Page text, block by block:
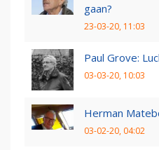
gaan?
23-03-20, 11:03
Paul Grove:
03-03-20, 10:03
Herman
03-02-20, 04:02